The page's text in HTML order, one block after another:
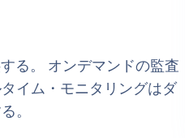
る。 オンデマンドの監査
イム・モニタリングはダ
。